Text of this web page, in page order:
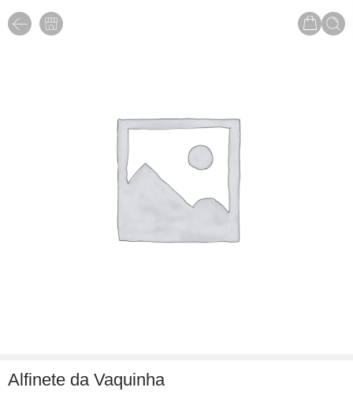
Alfinete da Vaquinha